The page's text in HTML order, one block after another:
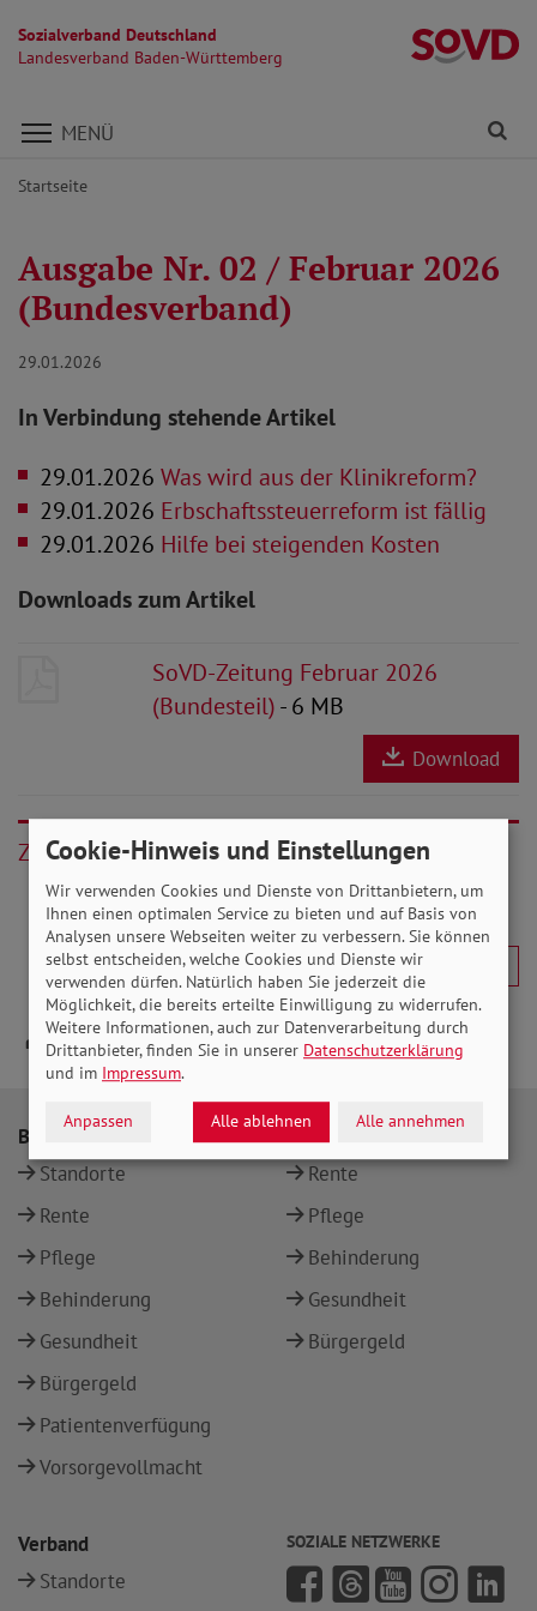
Sozialverband Deutschland
Landesverband Baden-Württemberg
Direkt zu den Inhalten springen
MENÜ
Startseite
Ausgabe Nr. 02 / Februar 2026
(Bundesverband)
29.01.2026
In Verbindung stehende Artikel
29.01.2026 Was wird aus der Klinikreform?
29.01.2026 Erbschaftssteuerreform ist fällig
29.01.2026 Hilfe bei steigenden Kosten
Downloads zum Artikel
SoVD-Zeitung Februar 2026
(Bundesteil)- 6 MB
Download
Zurück
Beratung
Standorte
Rente
Pflege
Behinderung
Gesundheit
Bürgergeld
Patientenverfügung
Vorsorgevollmacht
Themen
Rente
Pflege
Behinderung
Gesundheit
Bürgergeld
Verband
Standorte
SOZIALE NETZWERKE
Cookie-Hinweis und Einstellungen
Wir verwenden Cookies und Dienste von Drittanbietern, um
Ihnen einen optimalen Service zu bieten und auf Basis von
Analysen unsere Webseiten weiter zu verbessern. Sie können
selbst entscheiden, welche Cookies und Dienste wir
verwenden dürfen. Natürlich haben Sie jederzeit die
Möglichkeit, die bereits erteilte Einwilligung zu widerrufen.
Weitere Informationen, auch zur Datenverarbeitung durch
Drittanbieter, finden Sie in unserer Datenschutzerklärung
und im Impressum.
Anpassen Alle ablehnen Alle annehmen